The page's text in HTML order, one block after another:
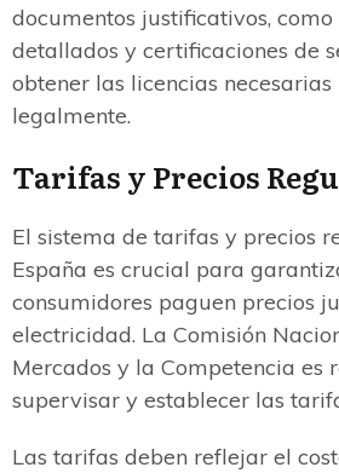
documentos justificativos,
detallados y certificaciones de
obtener las licencias
legalmente.
Tarifas y Precios
El sistema de tarifas y precios
España es crucial para
consumidores paguen precios
electricidad. La Comisión
Mercados y la Competencia es
supervisar y establecer las
Las tarifas deben reflejar el